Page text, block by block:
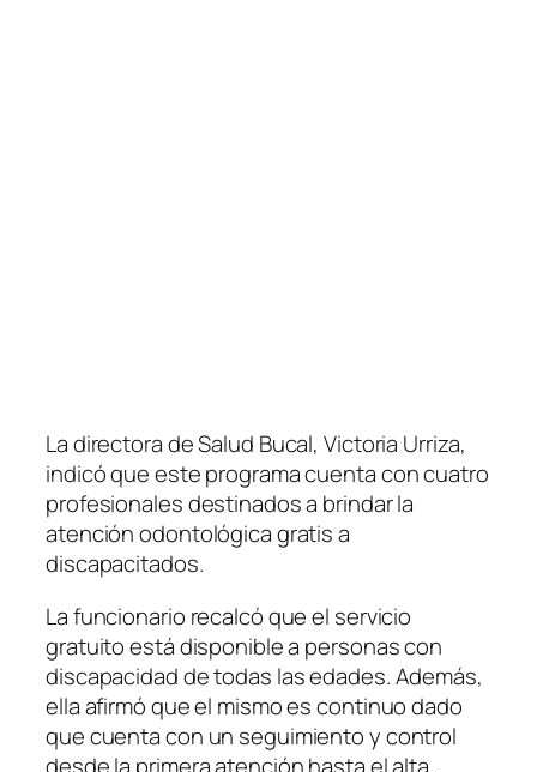
La directora de Salud Bucal, Victoria Urriza,
indicó que este programa cuenta con cuatro
profesionales destinados a brindar la
atención odontológica gratis a
discapacitados.
La funcionario recalcó que el servicio
gratuito está disponible a personas con
discapacidad de todas las edades. Además,
ella afirmó que el mismo es continuo dado
que cuenta con un seguimiento y control
desde la primera atención hasta el alta.